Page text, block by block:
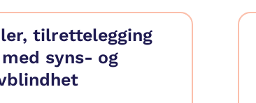
tilrettelegging
syns- og